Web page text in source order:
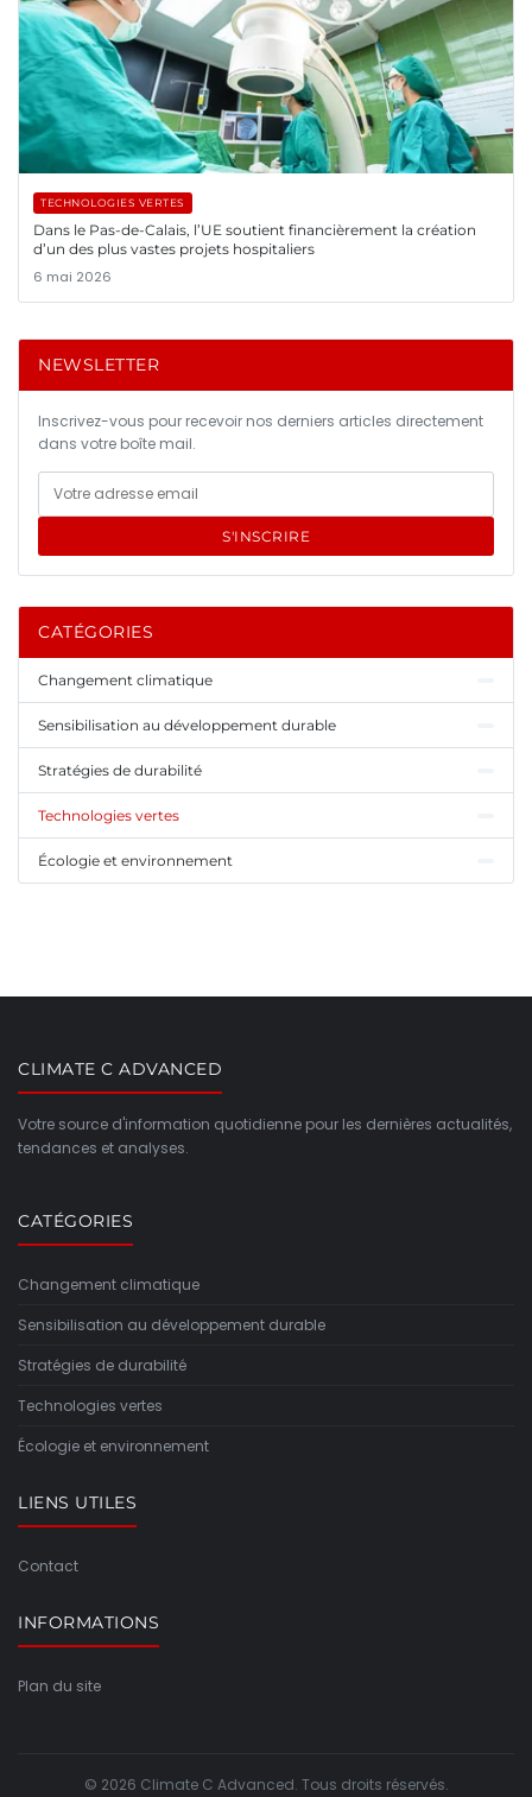
TECHNOLOGIES VERTES
Dans le Pas-de-Calais, l’UE soutient financièrement la création
d’un des plus vastes projets hospitaliers
6 mai 2026
NEWSLETTER
Inscrivez-vous pour recevoir nos derniers articles directement
dans votre boîte mail.
S'INSCRIRE
CATÉGORIES
Changement climatique
Sensibilisation au développement durable
Stratégies de durabilité
Technologies vertes
Écologie et environnement
CLIMATE C ADVANCED
Votre source d'information quotidienne pour les dernières actualités,
tendances et analyses.
CATÉGORIES
Changement climatique
Sensibilisation au développement durable
Stratégies de durabilité
Technologies vertes
Écologie et environnement
LIENS UTILES
Contact
INFORMATIONS
Plan du site
© 2026 Climate C Advanced. Tous droits réservés.